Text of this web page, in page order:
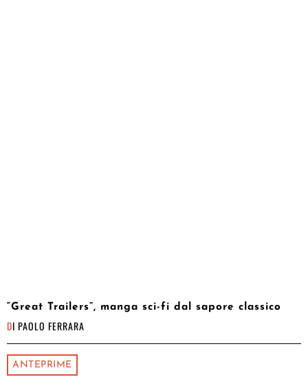
“Great Trailers”, manga sci-fi dal sapore classico
DI PAOLO FERRARA
ANTEPRIME